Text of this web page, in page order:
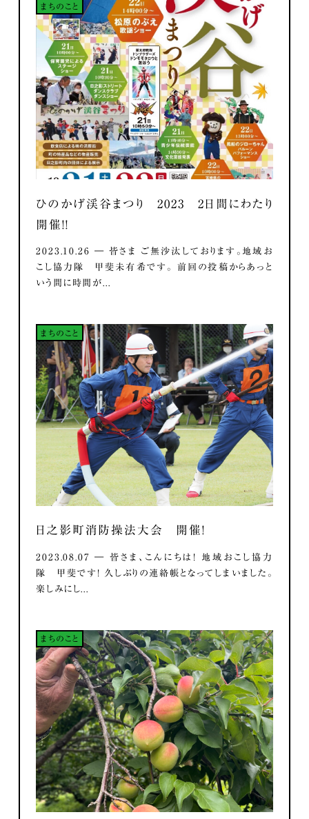
まちのこと
ひのかげ渓谷まつり 2023 2日間にわたり
開催！！
2023.10.26 ― 皆さま ご無沙汰しております。地域お
こし協力隊 甲斐未有希です。 前回の投稿からあっと
いう間に時間が...
まちのこと
日之影町消防操法大会 開催！
2023.08.07 ― 皆さま、こんにちは！ 地域おこし協力
隊 甲斐です！ 久しぶりの連絡帳となってしまいました。
楽しみにし...
まちのこと